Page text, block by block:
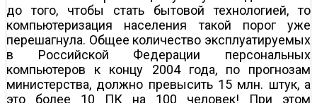
до того, чтобы стать бытовой технологией, то
компьютеризация населения такой порог уже
перешагнула. Общее количество эксплуатируемых
в Российской Федерации персональных
компьютеров к концу 2004 года, по прогнозам
министерства, должно превысить 15 млн. штук, а
это более 10 ПК на 100 человек! При этом